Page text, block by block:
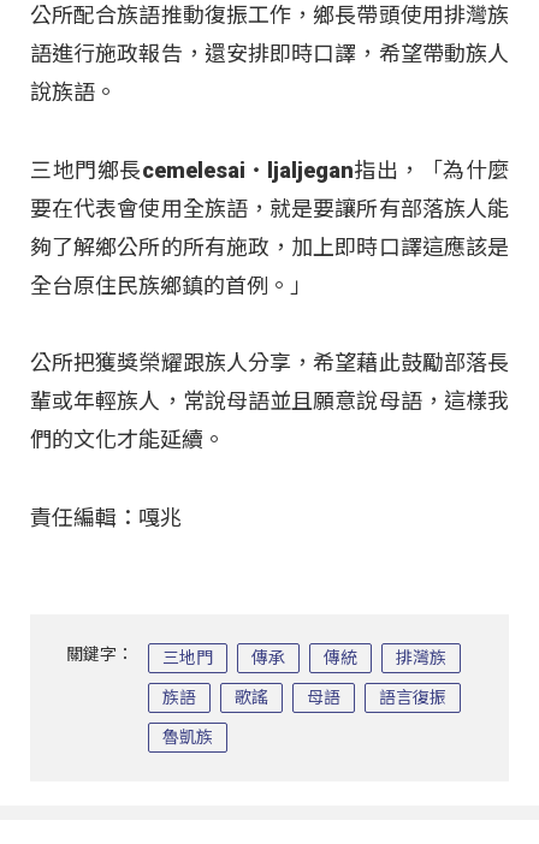
公所配合族語推動復振工作，鄉長帶頭使用排灣族
語進行施政報告，還安排即時口譯，希望帶動族人
說族語。
三地門鄉長cemelesai‧ljaljegan指出，「為什麼
要在代表會使用全族語，就是要讓所有部落族人能
夠了解鄉公所的所有施政，加上即時口譯這應該是
全台原住民族鄉鎮的首例。」
公所把獲獎榮耀跟族人分享，希望藉此鼓勵部落長
輩或年輕族人，常說母語並且願意說母語，這樣我
們的文化才能延續。
責任編輯：嘎兆
關鍵字： 三地門 傳承 傳統 排灣族
族語 歌謠 母語 語言復振
魯凱族